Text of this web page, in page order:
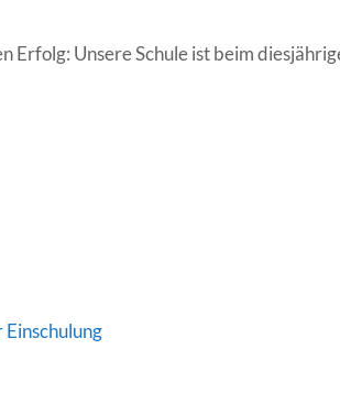
Erfolg: Unsere Schule ist beim